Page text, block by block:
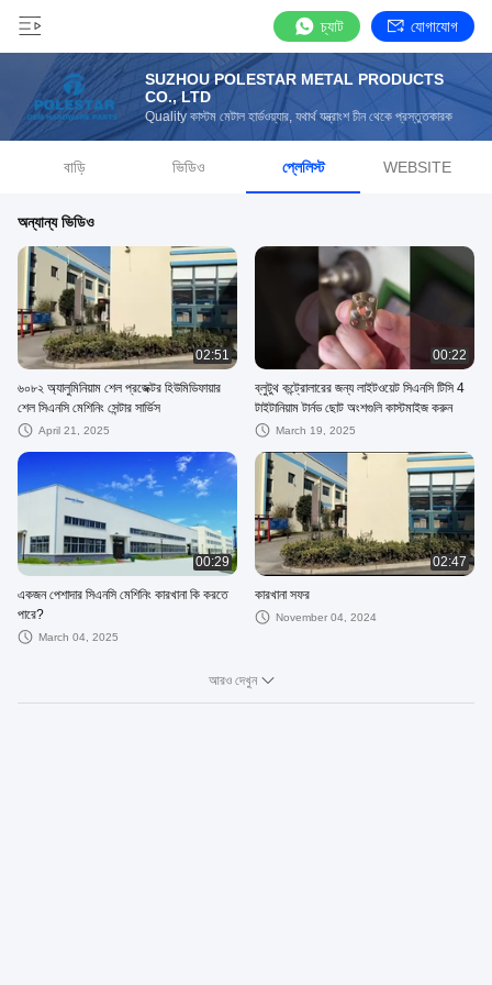
চ্যাট যোগাযোগ
SUZHOU POLESTAR METAL PRODUCTS
CO., LTD
Quality কাস্টম মেটাল হার্ডওয়্যার, যথার্থ যন্ত্রাংশ চীন থেকে প্রস্তুতকারক
বাড়ি ভিডিও প্লেলিস্ট WEBSITE
অন্যান্য ভিডিও
02:51
৬০৮২ অ্যালুমিনিয়াম শেল প্রজেক্টর হিউমিডিফায়ার
শেল সিএনসি মেশিনিং সেন্টার সার্ভিস
April 21, 2025
00:22
ব্লুটুথ কন্ট্রোলারের জন্য লাইটওয়েট সিএনসি টিসি 4
টাইটানিয়াম টার্নড ছোট অংশগুলি কাস্টমাইজ করুন
March 19, 2025
00:29
একজন পেশাদার সিএনসি মেশিনিং কারখানা কি করতে
পারে?
March 04, 2025
02:47
কারখানা সফর
November 04, 2024
আরও দেখুন